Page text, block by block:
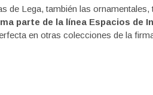
de Lega, también las
parte de la línea Espacios de
en otras colecciones de la